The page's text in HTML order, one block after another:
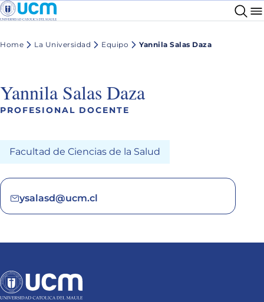
Home La Universidad Equipo Yannila Salas Daza
Yannila Salas Daza
PROFESIONAL DOCENTE
Facultad de Ciencias de la Salud
ysalasd@ucm.cl